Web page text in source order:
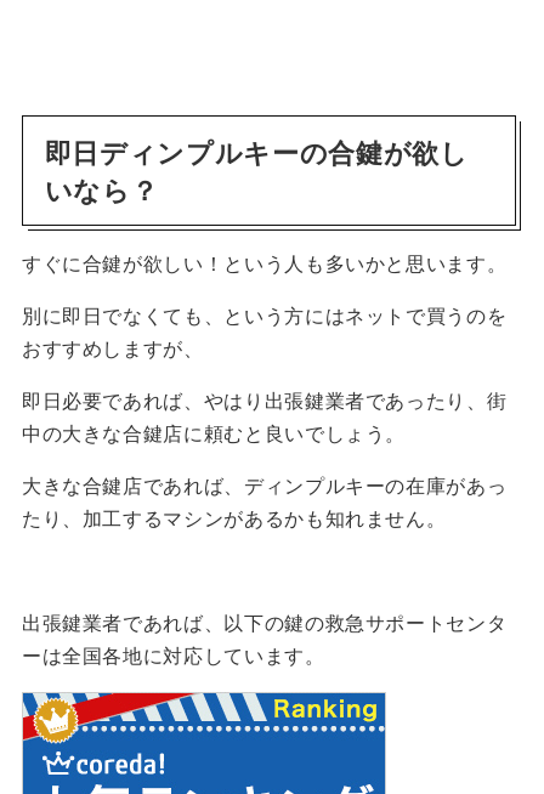
即日ディンプルキーの合鍵が欲し
いなら？
すぐに合鍵が欲しい！という人も多いかと思います。
別に即日でなくても、という方にはネットで買うのを
おすすめしますが、
即日必要であれば、やはり出張鍵業者であったり、街
中の大きな合鍵店に頼むと良いでしょう。
大きな合鍵店であれば、ディンプルキーの在庫があっ
たり、加工するマシンがあるかも知れません。
出張鍵業者であれば、以下の鍵の救急サポートセンタ
ーは全国各地に対応しています。